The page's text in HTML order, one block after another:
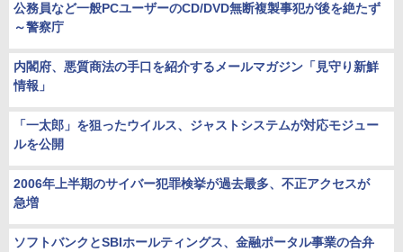
公務員など一般PCユーザーのCD/DVD無断複製事犯が後を絶たず
～警察庁
内閣府、悪質商法の手口を紹介するメールマガジン「見守り新鮮
情報」
「一太郎」を狙ったウイルス、ジャストシステムが対応モジュー
ルを公開
2006年上半期のサイバー犯罪検挙が過去最多、不正アクセスが
急増
ソフトバンクとSBIホールティングス、金融ポータル事業の合弁